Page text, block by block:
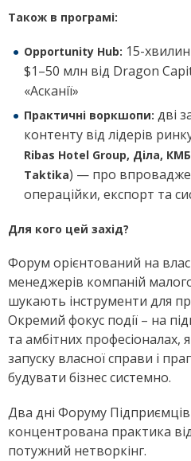
Також в програмі:
Opportunity Hub: 15-
$1–50 млн від Dragon
«Асканії»
Практичні воркшопи: дві
контенту від лідерів
Ribas Hotel Group, Діла,
Taktika) — про
операційки, експорт та
Для кого цей захід?
Форум орієнтований на
менеджерів компаній малого
шукають інструменти для
Окремий фокус події – на
та амбітних професіоналах,
запуску власної справи і
будувати бізнес системно.
Два дні Форуму
концентрована практика
потужний нетворкінг.